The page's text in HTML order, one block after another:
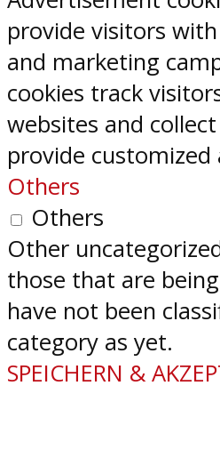
provide visitors
and marketing
cookies track
websites and
provide customized
Others
Others
Other
those that are
have not been
category as yet.
SPEICHERN &